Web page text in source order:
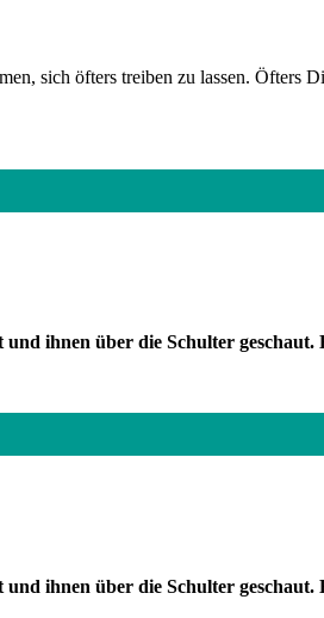
sich öfters treiben zu lassen. Öfters
ihnen über die Schulter geschaut.
ihnen über die Schulter geschaut.